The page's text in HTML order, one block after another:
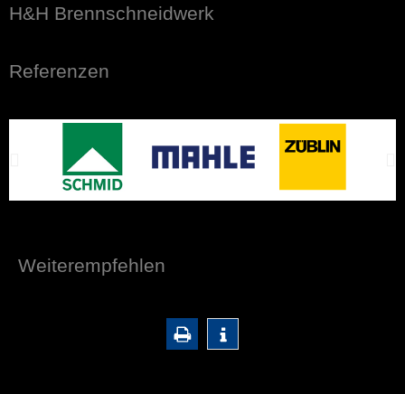
H&H Brennschneidwerk
Referenzen
Weiterempfehlen